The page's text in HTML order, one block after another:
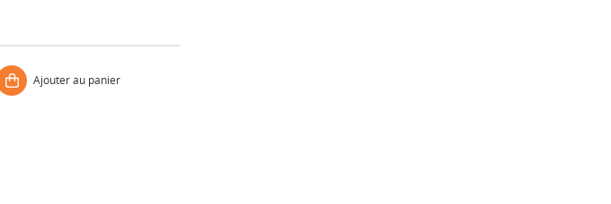
Ajouter au panier